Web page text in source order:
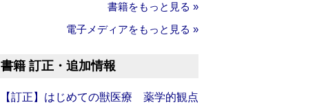
書籍をもっと見る »
電子メディアをもっと見る »
書籍 訂正・追加情報
【訂正】はじめての獣医療 薬学的観点